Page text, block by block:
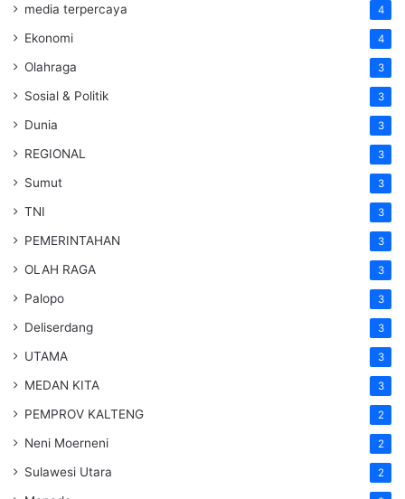
media terpercaya 4
Ekonomi 4
Olahraga 3
Sosial & Politik 3
Dunia 3
REGIONAL 3
Sumut 3
TNI 3
PEMERINTAHAN 3
OLAH RAGA 3
Palopo 3
Deliserdang 3
UTAMA 3
MEDAN KITA 3
PEMPROV KALTENG 2
Neni Moerneni 2
Sulawesi Utara 2